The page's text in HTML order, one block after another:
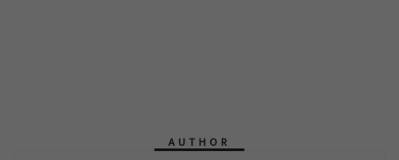
AUTHOR